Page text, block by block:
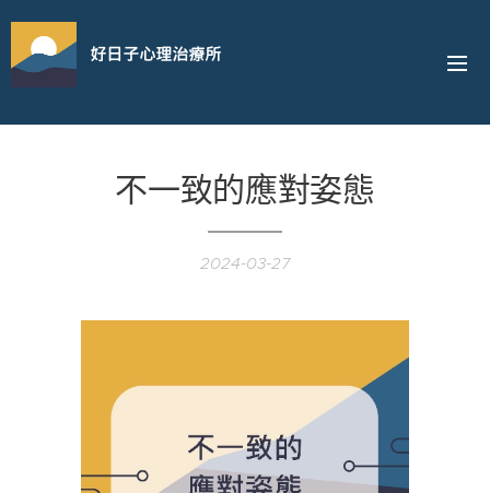
好日子心理治療所
不一致的應對姿態
2024-03-27